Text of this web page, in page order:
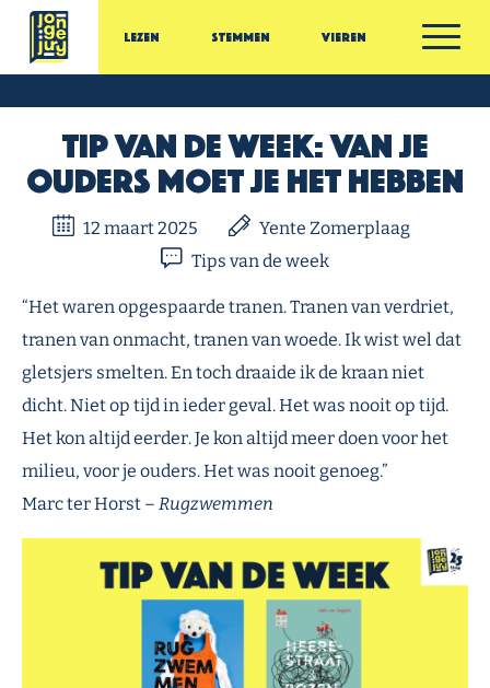
Ga door naar inhoud
Jonge Jury
Lezen Stemmen Vieren
Tip van de week: Van je
ouders moet je het hebben
12 maart 2025
Yente Zomerplaag
Tips van de week
“Het waren opgespaarde tranen. Tranen van verdriet,
tranen van onmacht, tranen van woede. Ik wist wel dat
gletsjers smelten. En toch draaide ik de kraan niet
dicht. Niet op tijd in ieder geval. Het was nooit op tijd.
Het kon altijd eerder. Je kon altijd meer doen voor het
milieu, voor je ouders. Het was nooit genoeg.”
Marc ter Horst – Rugzwemmen